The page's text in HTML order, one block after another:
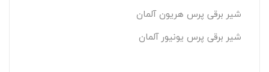
شیر برقی پرس هریون آلمان
شیر برقی پرس یونیور آلمان